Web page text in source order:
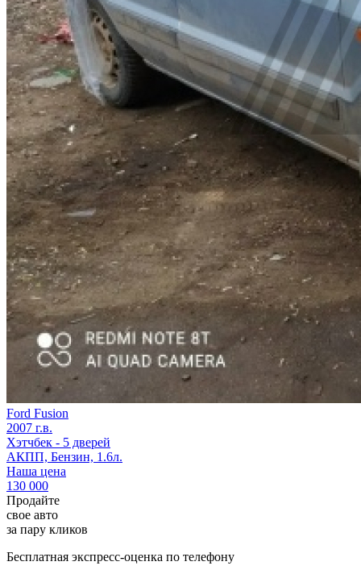
Ford Fusion
2007 г.в.
Хэтчбек - 5 дверей
АКПП, Бензин, 1.6л.
Наша цена
130 000
Продайте
свое авто
за пару кликов
Бесплатная экспресс-оценка по телефону